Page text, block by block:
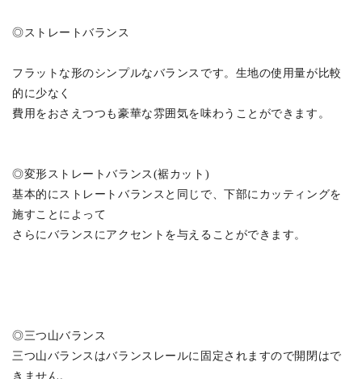
◎ストレートバランス
フラットな形のシンプルなバランスです。生地の使用量が比較
的に少なく
費用をおさえつつも豪華な雰囲気を味わうことができます。
◎変形ストレートバランス(裾カット)
基本的にストレートバランスと同じで、下部にカッティングを
施すことによって
さらにバランスにアクセントを与えることができます。
◎三つ山バランス
三つ山バランスはバランスレールに固定されますので開閉はで
きません。